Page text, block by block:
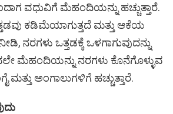
ವಧುವಿಗೆ ಮೆಹಂದಿಯನ್ನು ಹಚ್ಚುತ್ತಾರೆ.
ಕಡಿಮೆಯಾಗುತ್ತದೆ ಮತ್ತು ಆಕೆಯ
ನರಗಳು ಒತ್ತಡಕ್ಕೆ ಒಳಗಾಗುವುದನ್ನು
ಮೆಹಂದಿಯನ್ನು ನರಗಳು ಕೊನೆಗೊಳ್ಳುವ
ಮತ್ತು ಅಂಗಾಲುಗಳಿಗೆ ಹಚ್ಚುತ್ತಾರೆ.